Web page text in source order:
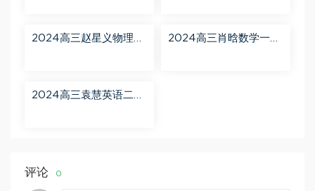
2024高三赵星义物理二
2024高三肖晗数学一轮
2024高三袁慧英语二轮
评论 0